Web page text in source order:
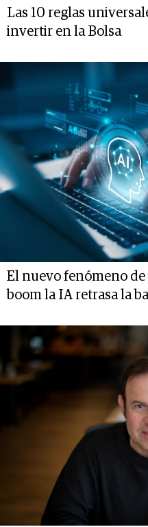
Las 10 reglas
invertir en la Bolsa
El nuevo fenómeno
boom la IA retrasa la